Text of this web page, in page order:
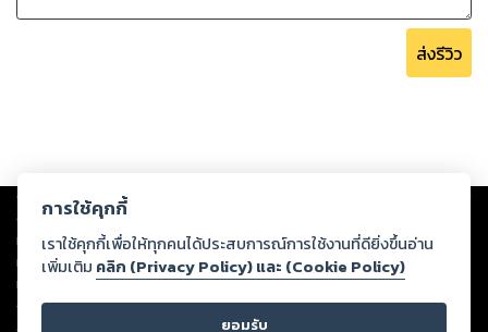
ที่ตัวเลขวันเดือนปีเกิดทั้งสามฐาน โดยฐานแรก ให้ตัวเลขเรียง
ตามเลข ๑๒ ตัวจนครบ หากวางเพียง ๗ ตัวแบบระบบกราฟย่อม
หรือตามเลขตําแหน่งคืออันดับของ ตําแหน่ง หรือผลบวกของเลข
บ้าน ซึ่งเมื่อมาเทียบกับเลขที่หาไว้เดิมสามฐาน จะได้ผลแม่นยํา
และทายเหตุปัจจัยได้อย่างพิสดาร
ต่อมาข้าพเจ้าได้รับหนังสือ Cheiro's Book of Numbers จากผู้
ส่งรีวิว
Copyright © 2026
ต่อผลงานหรือเนื้อหาใดที่อัปโหลดผ่านเว็บไซต์และปรากฏว่าละเมิดสิทธิใน
ทรัพย์สินทางปัญญาของบุคคลอื่นหรือขัดต่อกฎหมายและศีลธรรม ดังนั้น ผู้อ่าน
ทุกท่านโปรดใช้วิจารณญาณในการกลั่นกรองด้วยตนเอง และหากท่านพบว่าส่วน
หนึ่งส่วนใดขัดต่อกฎหมายและศีลธรรม กรุณาแจ้งมายังบริษัท เพื่อทีมงานจะได้
ดำเนินการในทันที ทั้งนี้ ทางสตอรี่ล็อกขอสงวนลิขสิทธิ์ตามพระราชบัญญัติ
ลิขสิทธิ์ พ.ศ. 2537 (ฉบับล่าสุด)
การใช้คุกกี้
เราใช้คุกกี้เพื่อให้ทุกคนได้ประสบการณ์การใช้งานที่ดียิ่งขึ้นอ่าน
เพิ่มเติม คลิก (Privacy Policy) และ (Cookie Policy)
ยอมรับ